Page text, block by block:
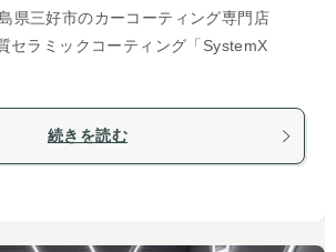
県三好市のカーコーティング専門店
セラミックコーティング「SystemX
続きを読む